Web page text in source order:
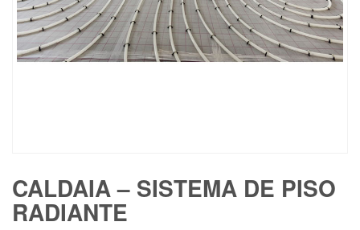
CALDAIA – SISTEMA DE PISO
RADIANTE